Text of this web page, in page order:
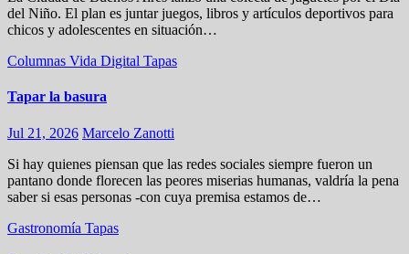
del Niño. El plan es juntar juegos, libros y artículos deportivos para
chicos y adolescentes en situación…
Columnas Vida Digital Tapas
Tapar la basura
Jul 21, 2026 Marcelo Zanotti
Si hay quienes piensan que las redes sociales siempre fueron un
pantano donde florecen las peores miserias humanas, valdría la pena
saber si esas personas -con cuya premisa estamos de…
Gastronomía Tapas